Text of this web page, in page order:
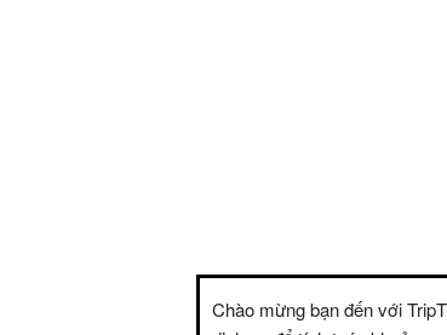
Chào mừng bạn đến với